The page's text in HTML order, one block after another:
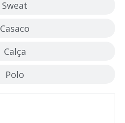
Sweat
Casaco
Calça
Polo